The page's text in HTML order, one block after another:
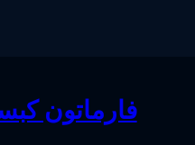
فارماتون